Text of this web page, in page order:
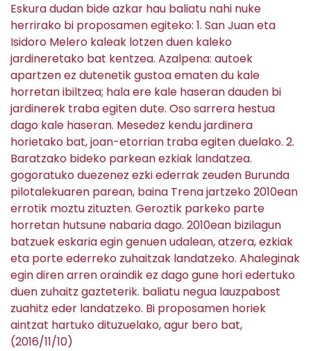
Eskura dudan bide azkar hau baliatu nahi nuke
herrirako bi proposamen egiteko: 1. San Juan eta
Isidoro Melero kaleak lotzen duen kaleko
jardineretako bat kentzea. Azalpena: autoek
apartzen ez dutenetik gustoa ematen du kale
horretan ibiltzea; hala ere kale haseran dauden bi
jardinerek traba egiten dute. Oso sarrera hestua
dago kale haseran. Mesedez kendu jardinera
horietako bat, joan-etorrian traba egiten duelako. 2.
Baratzako bideko parkean ezkiak landatzea.
gogoratuko duezenez ezki ederrak zeuden Burunda
pilotalekuaren parean, baina Trena jartzeko 2010ean
errotik moztu zituzten. Geroztik parkeko parte
horretan hutsune nabaria dago. 2010ean bizilagun
batzuek eskaria egin genuen udalean, atzera, ezkiak
eta porte ederreko zuhaitzak landatzeko. Ahaleginak
egin diren arren oraindik ez dago gune hori edertuko
duen zuhaitz gazteterik. baliatu negua lauzpabost
zuahitz eder landatzeko. Bi proposamen horiek
aintzat hartuko dituzuelako, agur bero bat,
(2016/11/10)